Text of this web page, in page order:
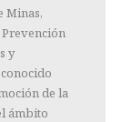
Minas,
y
de la
ámbito